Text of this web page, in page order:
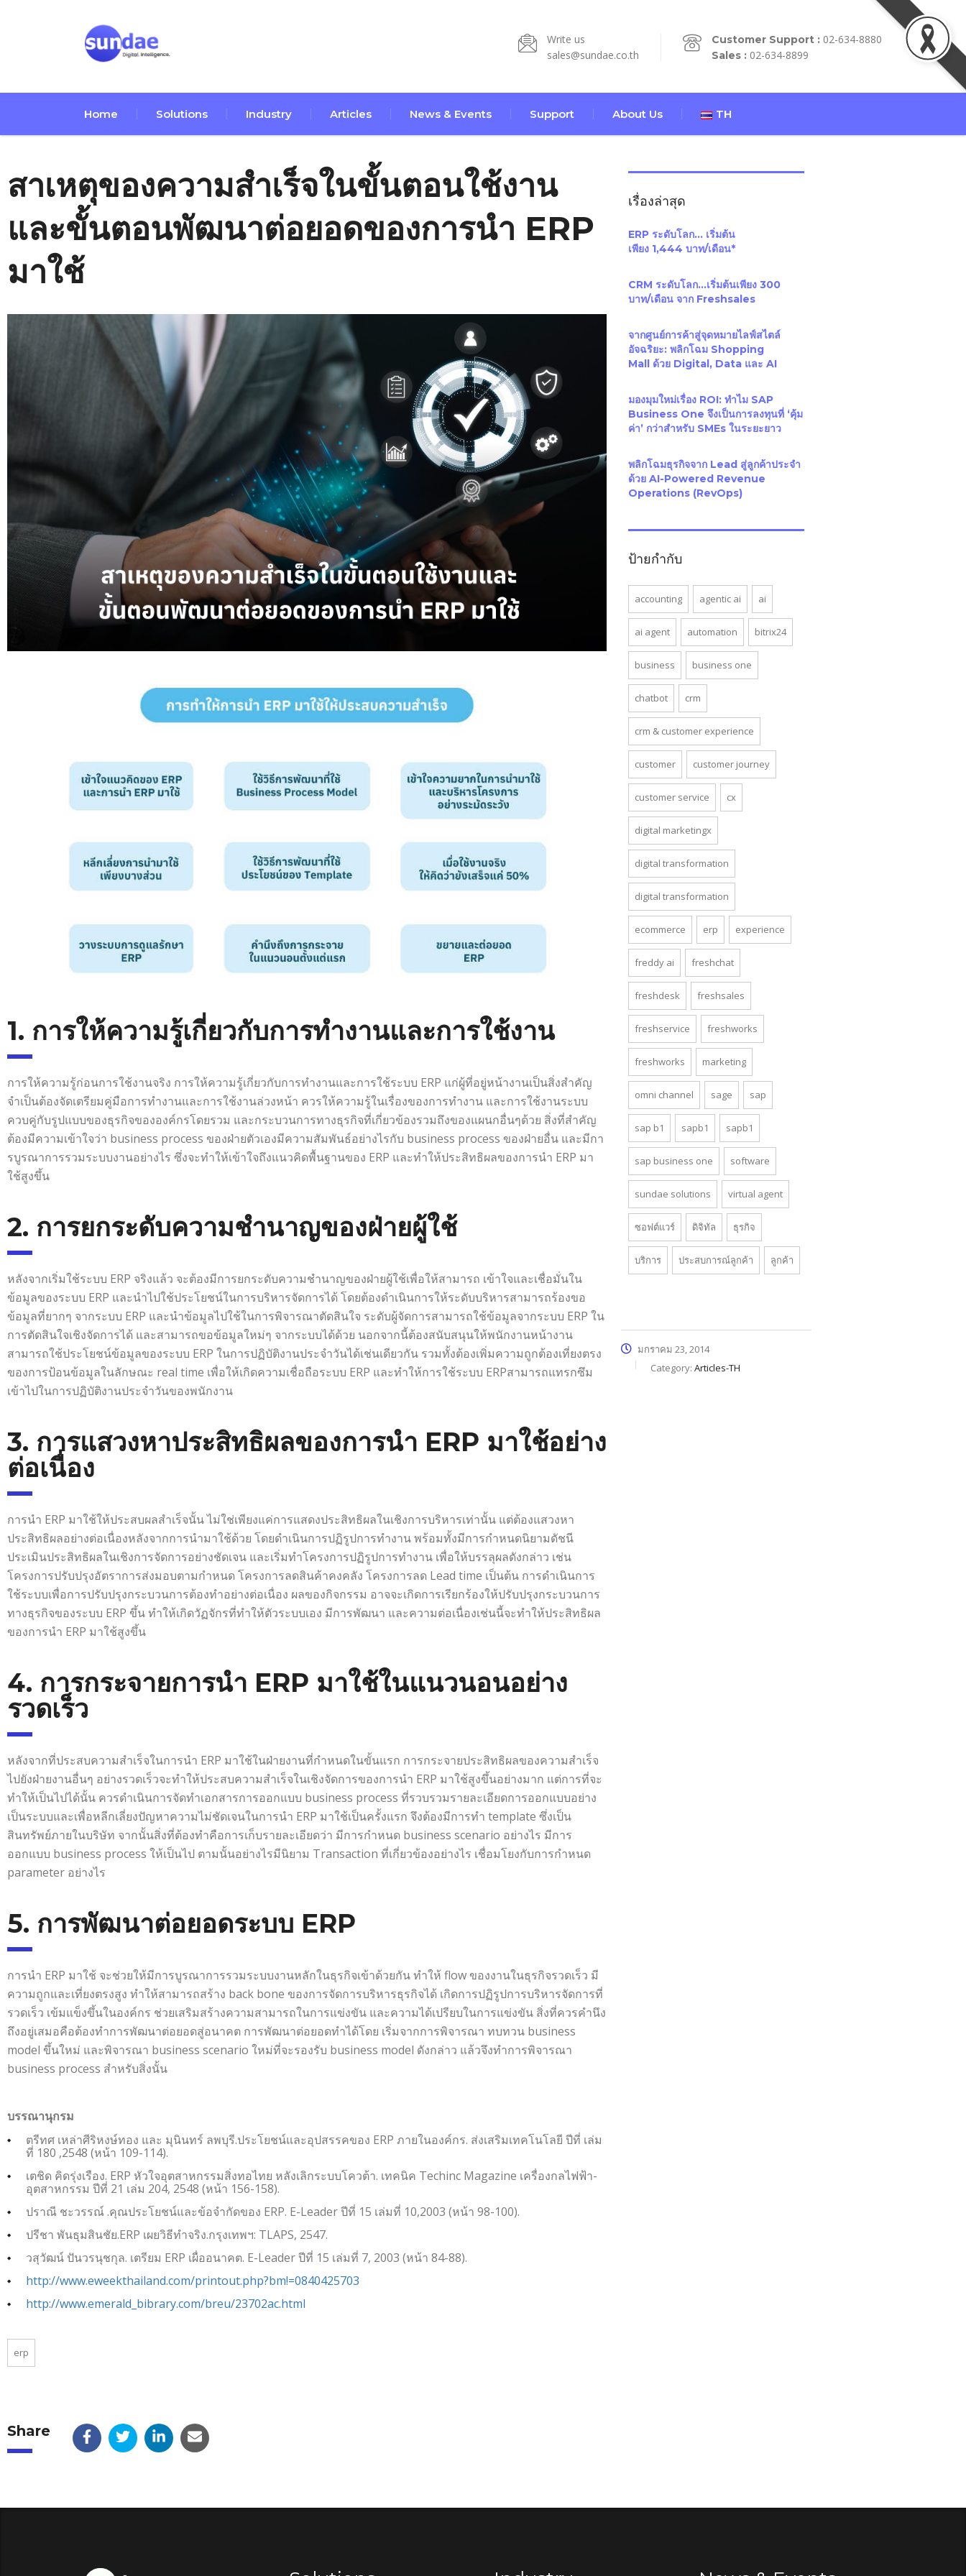
Write us
sales@sundae.co.th
Customer Support : 02-634-8880
Sales : 02-634-8899
Home Solutions Industry Articles News & Events Support About Us TH
สาเหตุของความสำเร็จในขั้นตอนใช้งาน
และขั้นตอนพัฒนาต่อยอดของการนำ ERP
มาใช้
1. การให้ความรู้เกี่ยวกับการทำงานและการใช้งาน
การให้ความรู้ก่อนการใช้งานจริง การให้ความรู้เกี่ยวกับการทำงานและการใช้ระบบ ERP แก่ผู้ที่อยู่หน้างานเป็นสิ่งสำคัญ
จำเป็นต้องจัดเตรียมคู่มือการทำงานและการใช้งานล่วงหน้า ควรให้ความรู้ในเรื่องของการทำงาน และการใช้งานระบบ
ควบคู่กับรูปแบบของธุรกิจขององค์กรโดยรวม และกระบวนการทางธุรกิจที่เกี่ยวข้องรวมถึงของแผนกอื่นๆด้วย สิ่งที่สำคัญ
ต้องมีความเข้าใจว่า business process ของฝ่ายตัวเองมีความสัมพันธ์อย่างไรกับ business process ของฝ่ายอื่น และมีกา
รบูรณาการรวมระบบงานอย่างไร ซึ่งจะทำให้เข้าใจถึงแนวคิดพื้นฐานของ ERP และทำให้ประสิทธิผลของการนำ ERP มา
ใช้สูงขึ้น
2. การยกระดับความชำนาญของฝ่ายผู้ใช้
หลังจากเริ่มใช้ระบบ ERP จริงแล้ว จะต้องมีการยกระดับความชำนาญของฝ่ายผู้ใช้เพื่อให้สามารถ เข้าใจและเชื่อมั่นใน
ข้อมูลของระบบ ERP และนำไปใช้ประโยชน์ในการบริหารจัดการได้ โดยต้องดำเนินการให้ระดับบริหารสามารถร้องขอ
ข้อมูลที่ยากๆ จากระบบ ERP และนำข้อมูลไปใช้ในการพิจารณาตัดสินใจ ระดับผู้จัดการสามารถใช้ข้อมูลจากระบบ ERP ใน
การตัดสินใจเชิงจัดการได้ และสามารถขอข้อมูลใหม่ๆ จากระบบได้ด้วย นอกจากนี้ต้องสนับสนุนให้พนักงานหน้างาน
สามารถใช้ประโยชน์ข้อมูลของระบบ ERP ในการปฏิบัติงานประจำวันได้เช่นเดียวกัน รวมทั้งต้องเพิ่มความถูกต้องเที่ยงตรง
ของการป้อนข้อมูลในลักษณะ real time เพื่อให้เกิดความเชื่อถือระบบ ERP และทำให้การใช้ระบบ ERPสามารถแทรกซึม
เข้าไปในการปฏิบัติงานประจำวันของพนักงาน
3. การแสวงหาประสิทธิผลของการนำ ERP มาใช้อย่าง
ต่อเนื่อง
การนำ ERP มาใช้ให้ประสบผลสำเร็จนั้น ไม่ใช่เพียงแค่การแสดงประสิทธิผลในเชิงการบริหารเท่านั้น แต่ต้องแสวงหา
ประสิทธิผลอย่างต่อเนื่องหลังจากการนำมาใช้ด้วย โดยดำเนินการปฏิรูปการทำงาน พร้อมทั้งมีการกำหนดนิยามดัชนี
ประเมินประสิทธิผลในเชิงการจัดการอย่างชัดเจน และเริ่มทำโครงการปฏิรูปการทำงาน เพื่อให้บรรลุผลดังกล่าว เช่น
โครงการปรับปรุงอัตราการส่งมอบตามกำหนด โครงการลดสินค้าคงคลัง โครงการลด Lead time เป็นต้น การดำเนินการ
ใช้ระบบเพื่อการปรับปรุงกระบวนการต้องทำอย่างต่อเนื่อง ผลของกิจกรรม อาจจะเกิดการเรียกร้องให้ปรับปรุงกระบวนการ
ทางธุรกิจของระบบ ERP ขึ้น ทำให้เกิดวัฏจักรที่ทำให้ตัวระบบเอง มีการพัฒนา และความต่อเนื่องเช่นนี้จะทำให้ประสิทธิผล
ของการนำ ERP มาใช้สูงขึ้น
4. การกระจายการนำ ERP มาใช้ในแนวนอนอย่าง
รวดเร็ว
หลังจากที่ประสบความสำเร็จในการนำ ERP มาใช้ในฝ่ายงานที่กำหนดในขั้นแรก การกระจายประสิทธิผลของความสำเร็จ
ไปยังฝ่ายงานอื่นๆ อย่างรวดเร็วจะทำให้ประสบความสำเร็จในเชิงจัดการของการนำ ERP มาใช้สูงขึ้นอย่างมาก แต่การที่จะ
ทำให้เป็นไปได้นั้น ควรดำเนินการจัดทำเอกสารการออกแบบ business process ที่รวบรวมรายละเอียดการออกแบบอย่าง
เป็นระบบและเพื่อหลีกเลี่ยงปัญหาความไม่ชัดเจนในการนำ ERP มาใช้เป็นครั้งแรก จึงต้องมีการทำ template ซึ่งเป็น
สินทรัพย์ภายในบริษัท จากนั้นสิ่งที่ต้องทำคือการเก็บรายละเอียดว่า มีการกำหนด business scenario อย่างไร มีการ
ออกแบบ business process ให้เป็นไป ตามนั้นอย่างไรมีนิยาม Transaction ที่เกี่ยวข้องอย่างไร เชื่อมโยงกับการกำหนด
parameter อย่างไร
5. การพัฒนาต่อยอดระบบ ERP
การนำ ERP มาใช้ จะช่วยให้มีการบูรณาการรวมระบบงานหลักในธุรกิจเข้าด้วยกัน ทำให้ flow ของงานในธุรกิจรวดเร็ว มี
ความถูกและเที่ยงตรงสูง ทำให้สามารถสร้าง back bone ของการจัดการบริหารธุรกิจได้ เกิดการปฏิรูปการบริหารจัดการที่
รวดเร็ว เข้มแข็งขึ้นในองค์กร ช่วยเสริมสร้างความสามารถในการแข่งขัน และความได้เปรียบในการแข่งขัน สิ่งที่ควรคำนึง
ถึงอยู่เสมอคือต้องทำการพัฒนาต่อยอดสู่อนาคต การพัฒนาต่อยอดทำได้โดย เริ่มจากการพิจารณา ทบทวน business
model ขึ้นใหม่ และพิจารณา business scenario ใหม่ที่จะรองรับ business model ดังกล่าว แล้วจึงทำการพิจารณา
business process สำหรับสิ่งนั้น
บรรณานุกรม
ตรีทศ เหล่าศีริหงษ์ทอง และ มุนินทร์ ลพบุรี.ประโยชน์และอุปสรรคของ ERP ภายในองค์กร. ส่งเสริมเทคโนโลยี ปีที่ เล่ม
ที่ 180 ,2548 (หน้า 109-114).
เตชิด คิดรุ่งเรือง. ERP หัวใจอุตสาหกรรมสิ่งทอไทย หลังเลิกระบบโควต้า. เทคนิค Techinc Magazine เครื่องกลไฟฟ้า-
อุตสาหกรรม ปีที่ 21 เล่ม 204, 2548 (หน้า 156-158).
ปราณี ชะวรรณ์ .คุณประโยชน์และข้อจำกัดของ ERP. E-Leader ปีที่ 15 เล่มที่ 10,2003 (หน้า 98-100).
ปรีชา พันธุมสินชัย.ERP เผยวิธีทำจริง.กรุงเทพฯ: TLAPS, 2547.
วสุวัฒน์ ปันวรนุชกุล. เตรียม ERP เผื่ออนาคต. E-Leader ปีที่ 15 เล่มที่ 7, 2003 (หน้า 84-88).
http://www.eweekthailand.com/printout.php?bm!=0840425703
http://www.emerald_bibrary.com/breu/23702ac.html
erp
เรื่องล่าสุด
ERP ระดับโลก… เริ่มต้น
เพียง 1,444 บาท/เดือน*
CRM ระดับโลก…เริ่มต้นเพียง 300
บาท/เดือน จาก Freshsales
จากศูนย์การค้าสู่จุดหมายไลฟ์สไตล์
อัจฉริยะ: พลิกโฉม Shopping
Mall ด้วย Digital, Data และ AI
มองมุมใหม่เรื่อง ROI: ทำไม SAP
Business One จึงเป็นการลงทุนที่ ‘คุ้ม
ค่า’ กว่าสำหรับ SMEs ในระยะยาว
พลิกโฉมธุรกิจจาก Lead สู่ลูกค้าประจำ
ด้วย AI-Powered Revenue
Operations (RevOps)
ป้ายกำกับ
accounting agentic ai ai
ai agent automation bitrix24
business business one
chatbot crm
crm & customer experience
customer customer journey
customer service cx
digital marketingx
digital transformation
digital transformation
ecommerce erp experience
freddy ai freshchat
freshdesk freshsales
freshservice freshworks
freshworks marketing
omni channel sage sap
sap b1 sapb1 sapb1
sap business one software
sundae solutions virtual agent
ซอฟต์แวร์ ดิจิทัล ธุรกิจ
บริการ ประสบการณ์ลูกค้า ลูกค้า
มกราคม 23, 2014
Category:Articles-TH
Share